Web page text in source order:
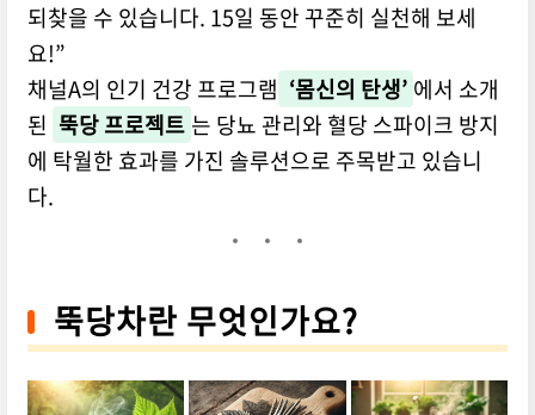
되찾을 수 있습니다. 15일 동안 꾸준히 실천해 보세
요!”
채널A의 인기 건강 프로그램 ‘몸신의 탄생’ 에서 소개
된 뚝당 프로젝트 는 당뇨 관리와 혈당 스파이크 방지
에 탁월한 효과를 가진 솔루션으로 주목받고 있습니
다.
뚝당차란 무엇인가요?